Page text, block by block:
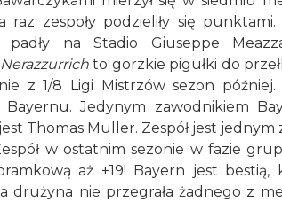
raz zespoły podzieliły się
padły na Stadio Giuseppe
Nerazzurrichto gorzkie pigułki do
z 1/8 Ligi Mistrzów sezon
Jedynym zawodnikiem
Thomas Muller. Zespół jest
w ostatnim sezonie w fazie
aż +19! Bayern jest
drużyna nie przegrała żadnego z